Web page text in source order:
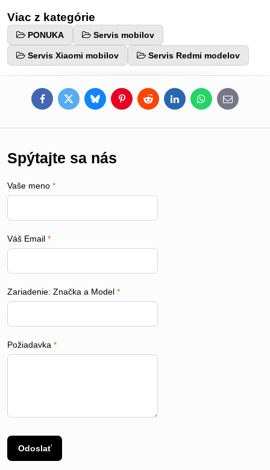
Viac z kategórie
PONUKA Servis mobilov
Servis Xiaomi mobilov Servis Redmi modelov
FacebookTwitterBlueskyPinterestRedditLinkedInWhatsApp
E-
mail
Spýtajte sa nás
Vaše meno *
Váš Email *
Zariadenie: Značka a Model *
Požiadavka *
Odoslať